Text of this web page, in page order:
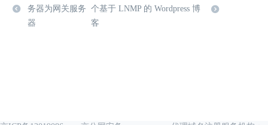
务器为网关服务
器
个基于 LNMP 的 Wordpress 博
客